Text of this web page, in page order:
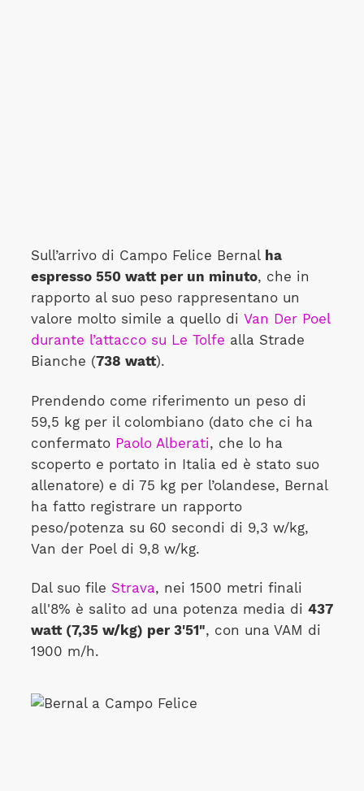
Sull’arrivo di Campo Felice Bernal ha
espresso 550 watt per un minuto, che in
rapporto al suo peso rappresentano un
valore molto simile a quello di Van Der Poel
durante l’attacco su Le Tolfe alla Strade
Bianche (738 watt).
Prendendo come riferimento un peso di
59,5 kg per il colombiano (dato che ci ha
confermato Paolo Alberati, che lo ha
scoperto e portato in Italia ed è stato suo
allenatore) e di 75 kg per l’olandese, Bernal
ha fatto registrare un rapporto
peso/potenza su 60 secondi di 9,3 w/kg,
Van der Poel di 9,8 w/kg.
Dal suo file Strava, nei 1500 metri finali
all'8% è salito ad una potenza media di 437
watt (7,35 w/kg) per 3'51", con una VAM di
1900 m/h.